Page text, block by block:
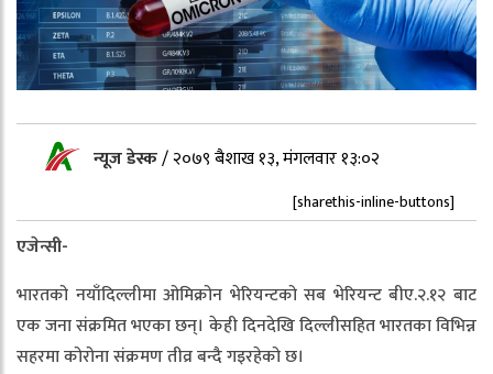
न्यूज डेस्क/२०७९ बैशाख १३, मंगलवार १३:०२
[sharethis-inline-buttons]
एजेन्सी-
भारतको नयाँदिल्लीमा ओमिक्रोन भेरियन्टको सब भेरियन्ट बीए.२.१२ बाट
एक जना संक्रमित भएका छन्। केही दिनदेखि दिल्लीसहित भारतका विभिन्न
सहरमा कोरोना संक्रमण तीव्र बन्दै गइरहेको छ।